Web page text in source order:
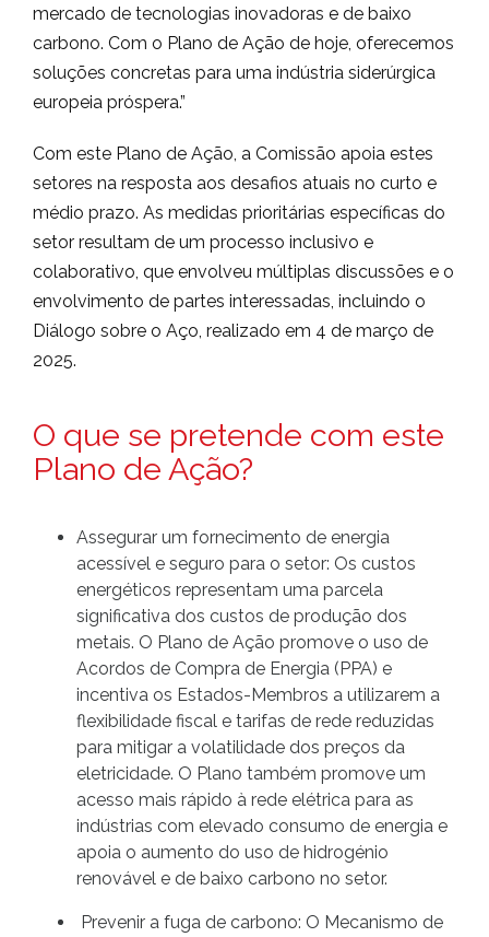
mercado de tecnologias inovadoras e de baixo
carbono. Com o Plano de Ação de hoje, oferecemos
soluções concretas para uma indústria siderúrgica
europeia próspera.”
Com este Plano de Ação, a Comissão apoia estes
setores na resposta aos desafios atuais no curto e
médio prazo. As medidas prioritárias específicas do
setor resultam de um processo inclusivo e
colaborativo, que envolveu múltiplas discussões e o
envolvimento de partes interessadas, incluindo o
Diálogo sobre o Aço, realizado em 4 de março de
2025.
O que se pretende com este
Plano de Ação?
Assegurar um fornecimento de energia
acessível e seguro para o setor: Os custos
energéticos representam uma parcela
significativa dos custos de produção dos
metais. O Plano de Ação promove o uso de
Acordos de Compra de Energia (PPA) e
incentiva os Estados-Membros a utilizarem a
flexibilidade fiscal e tarifas de rede reduzidas
para mitigar a volatilidade dos preços da
eletricidade. O Plano também promove um
acesso mais rápido à rede elétrica para as
indústrias com elevado consumo de energia e
apoia o aumento do uso de hidrogénio
renovável e de baixo carbono no setor.
Prevenir a fuga de carbono: O Mecanismo de